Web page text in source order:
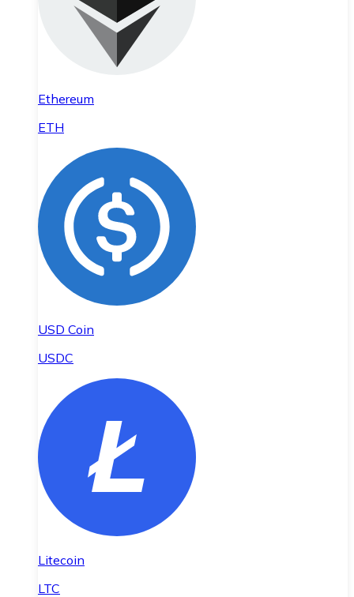
Ethereum
ETH
USD Coin
USDC
Litecoin
LTC